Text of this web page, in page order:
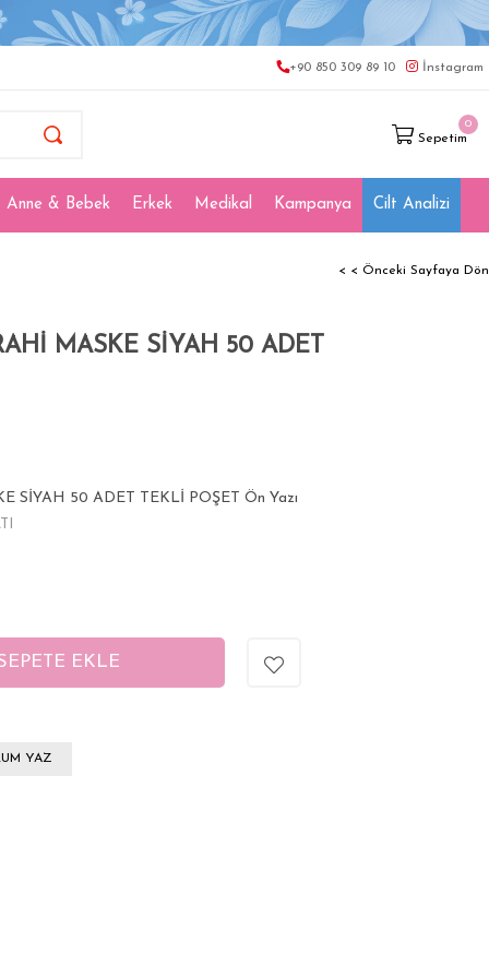
+90 850 309 89 10 İnstagram
Sepetim
0
Anne & Bebek Erkek Medikal Kampanya Cilt Analizi
< < Önceki Sayfaya Dön
MASKE SİYAH 50 ADET
SİYAH 50 ADET TEKLİ POŞET Ön Yazı
YAZ